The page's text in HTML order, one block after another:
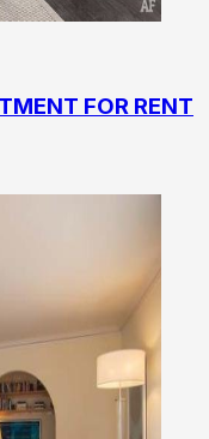
FOR RENT